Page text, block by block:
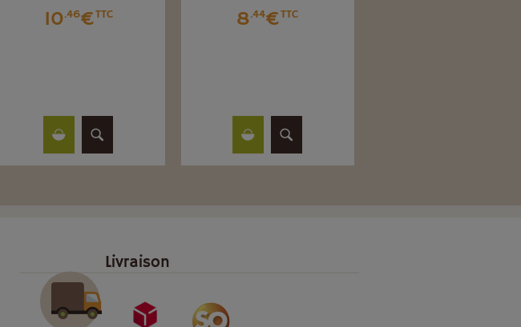
10.46€TTC 8.44€TTC
Livraison